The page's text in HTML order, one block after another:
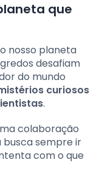
que
nosso planeta
desafiam
do mundo
curiosos
.
colaboração
busca sempre ir
com o que